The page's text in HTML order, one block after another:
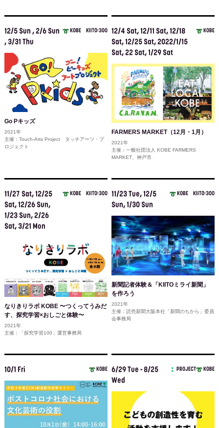
12/5 Sun , 2/6 Sun
, 3/31 Thu
KOBE KIITO:300
Go Pキッズ
2021年
主催：Touch-Arts Project タッチアーツ・プ
ロジェクト
12/4 Sat, 12/11 Sat, 12/18
Sat, 12/25 Sat, 2022/1/15
Sat, 22 Sat, 1/29 Sat
KOBE
FARMERS MARKET（12月・1月）
2021年
主催：一般社団法人 KOBE FARMERS
MARKET、神戸市
11/27 Sat, 12/25
Sat, 12/26 Sun,
1/23 Sun, 2/26
Sat, 3/21 Mon
KOBE KIITO:300
なりきりラボ KOBE 〜つくってうみだ
す、探究学習×おしごと体験〜
2021年
主催：「探究学習100」運営事務局
11/23 Tue, 12/5
Sun, 1/30 Sun
KOBE KIITO:300
新聞記者体験＆「KIITOミライ新聞」
を作ろう
2021年
主催：読売新聞大阪本社「新聞のちから」委員
会事務局
10/1 Fri KOBE
6/29 Tue - 8/25
Wed
PROJECT KOBE